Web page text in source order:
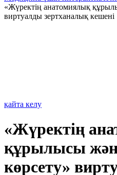
«Жүректің анатомиялық
виртуалды зертханалық кешені
қайта келу
«Жүректің
құрылысы
көрсету»